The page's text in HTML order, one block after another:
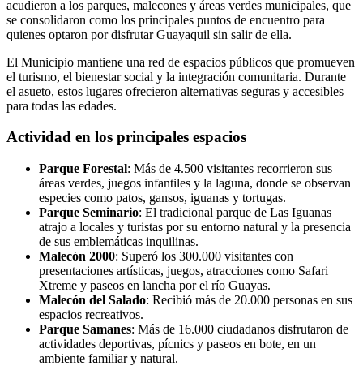
acudieron a los parques, malecones y áreas verdes municipales, que
se consolidaron como los principales puntos de encuentro para
quienes optaron por disfrutar Guayaquil sin salir de ella.
El Municipio mantiene una red de espacios públicos que promueven
el turismo, el bienestar social y la integración comunitaria. Durante
el asueto, estos lugares ofrecieron alternativas seguras y accesibles
para todas las edades.
Actividad en los principales espacios
Parque Forestal: Más de 4.500 visitantes recorrieron sus
áreas verdes, juegos infantiles y la laguna, donde se observan
especies como patos, gansos, iguanas y tortugas.
Parque Seminario: El tradicional parque de Las Iguanas
atrajo a locales y turistas por su entorno natural y la presencia
de sus emblemáticas inquilinas.
Malecón 2000: Superó los 300.000 visitantes con
presentaciones artísticas, juegos, atracciones como Safari
Xtreme y paseos en lancha por el río Guayas.
Malecón del Salado: Recibió más de 20.000 personas en sus
espacios recreativos.
Parque Samanes: Más de 16.000 ciudadanos disfrutaron de
actividades deportivas, pícnics y paseos en bote, en un
ambiente familiar y natural.